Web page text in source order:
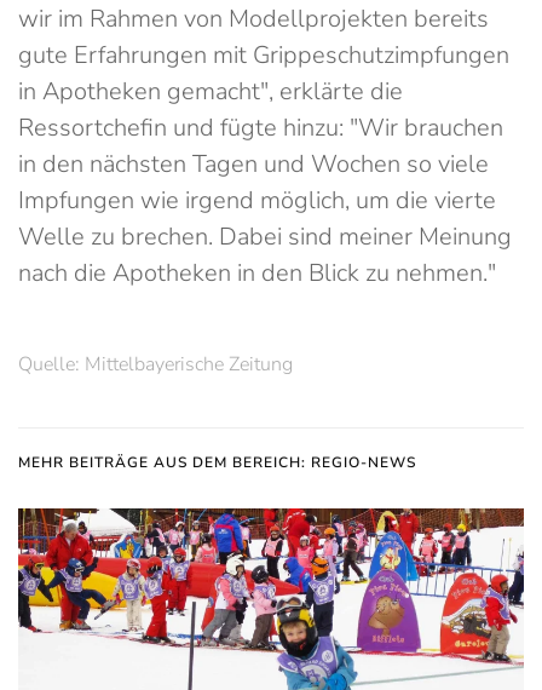
wir im Rahmen von Modellprojekten bereits
gute Erfahrungen mit Grippeschutzimpfungen
in Apotheken gemacht", erklärte die
Ressortchefin und fügte hinzu: "Wir brauchen
in den nächsten Tagen und Wochen so viele
Impfungen wie irgend möglich, um die vierte
Welle zu brechen. Dabei sind meiner Meinung
nach die Apotheken in den Blick zu nehmen."
Quelle: Mittelbayerische Zeitung
MEHR BEITRÄGE AUS DEM BEREICH: REGIO-NEWS